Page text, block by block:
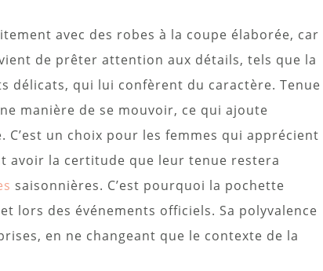
avec des robes à la coupe élaborée, car
de prêter attention aux détails, tels que la
délicats, qui lui confèrent du caractère. Tenue
manière de se mouvoir, ce qui ajoute
un choix pour les femmes qui apprécient
avoir la certitude que leur tenue restera
saisonnières. C’est pourquoi la pochette
lors des événements officiels. Sa polyvalence
en ne changeant que le contexte de la